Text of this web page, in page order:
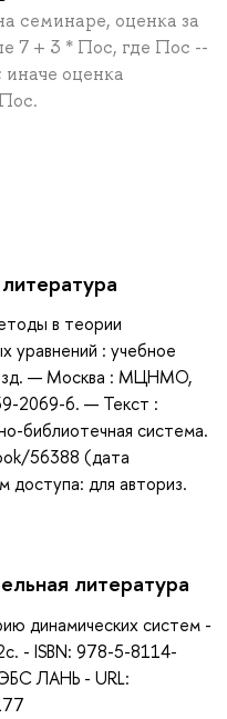
семинаре, оценка за
7 + 3 * Пос, где Пос --
оценка
в теории
уравнений : учебное
— Москва : МЦНМО,
2069-6. — Текст :
библиотечная система.
56388 (дата
для авториз.
литература
динамических систем -
- ISBN: 978-5-8114-
ЛАНЬ - URL: